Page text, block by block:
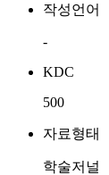
작성언어
-
KDC
500
자료형태
학술저널